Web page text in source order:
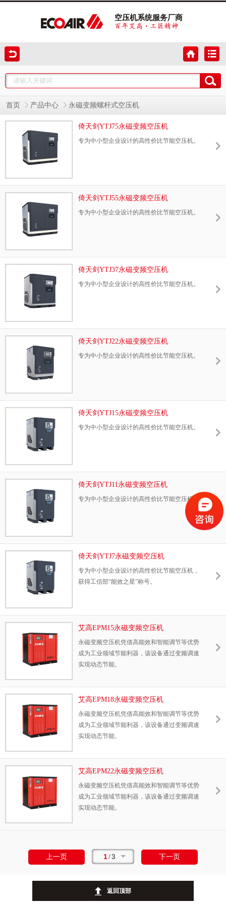
空压机系统服务厂商
首页 产品中心 永磁变频螺杆式空压机
倚天剑YTJ75永磁变频空压机
专为中小型企业设计的高性价比节能空压机。
倚天剑YTJ55永磁变频空压机
专为中小型企业设计的高性价比节能空压机。
倚天剑YTJ37永磁变频空压机
专为中小型企业设计的高性价比节能空压机。
倚天剑YTJ22永磁变频空压机
专为中小型企业设计的高性价比节能空压机。
倚天剑YTJ15永磁变频空压机
专为中小型企业设计的高性价比节能空压机。
倚天剑YTJ11永磁变频空压机
专为中小型企业设计的高性价比节能空压机。
倚天剑YTJ7永磁变频空压机
专为中小型企业设计的高性价比节能空压机，
获得工信部“能效之星”称号。
艾高EPM15永磁变频空压机
永磁变频空压机凭借高能效和智能调节等优势
成为工业领域节能利器，该设备通过变频调速
实现动态节能。
艾高EPM18永磁变频空压机
永磁变频空压机凭借高能效和智能调节等优势
成为工业领域节能利器，该设备通过变频调速
实现动态节能。
艾高EPM22永磁变频空压机
永磁变频空压机凭借高能效和智能调节等优势
成为工业领域节能利器，该设备通过变频调速
实现动态节能。
上一页 1/3 下一页
返回顶部